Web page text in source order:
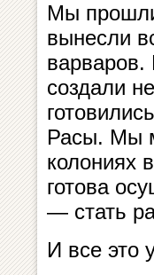
Мы
вынесли
создали
Расы. Мы
колониях
готова
— стать
И все это